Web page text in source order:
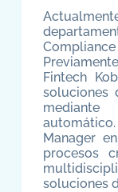
Fintech
soluciones
Manager
procesos
soluciones